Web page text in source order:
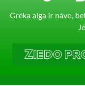
Grēka alga ir nāve,